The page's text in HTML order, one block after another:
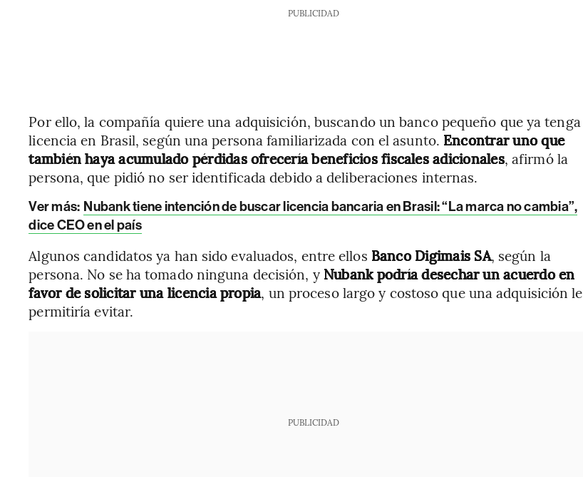
PUBLICIDAD
Por ello, la compañía quiere una adquisición, buscando un banco pequeño que ya tenga
licencia en Brasil, según una persona familiarizada con el asunto. Encontrar uno que
también haya acumulado pérdidas ofrecería beneficios fiscales adicionales, afirmó la
persona, que pidió no ser identificada debido a deliberaciones internas.
Ver más: Nubank tiene intención de buscar licencia bancaria en Brasil: “La marca no cambia”,
dice CEO en el país
Algunos candidatos ya han sido evaluados, entre ellos Banco Digimais SA, según la
persona. No se ha tomado ninguna decisión, yNubank podría desechar un acuerdo en
favor de solicitar una licencia propia, un proceso largo y costoso que una adquisición le
permitiría evitar.
PUBLICIDAD